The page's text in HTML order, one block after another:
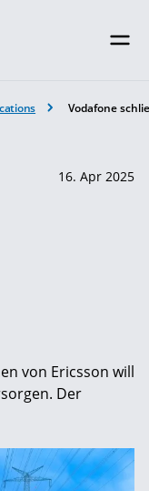
Vodafone
16. Apr 2025
von Ericsson will
Der